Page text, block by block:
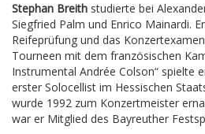
Stephan Breith studierte bei
Siegfried Palm und Enrico Mainardi.
Reifeprüfung und das
Tourneen mit dem französischen
Instrumental Andrée Colson“ spielte
erster Solocellist im Hessischen
wurde 1992 zum Konzertmeister
war er Mitglied des Bayreuther